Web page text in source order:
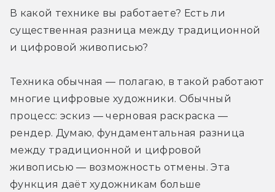
В какой технике вы работаете? Есть ли
существенная разница между традиционной
и цифровой живописью?
Техника обычная — полагаю, в такой работают
многие цифровые художники. Обычный
процесс: эскиз — черновая раскраска —
рендер. Думаю, фундаментальная разница
между традиционной и цифровой
живописью — возможность отмены. Эта
функция даёт художникам больше